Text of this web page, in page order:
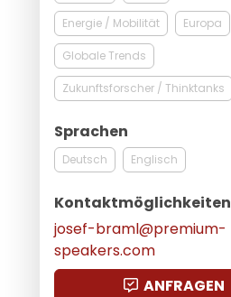
Energie / Mobilität Europa
Globale Trends
Zukunftsforscher / Thinktanks
Sprachen
Deutsch Englisch
Kontaktmöglichkeiten
josef-braml@premium-
speakers.com
ANFRAGEN